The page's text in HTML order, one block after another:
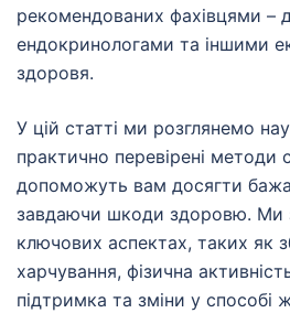
рекомендованих фахівцями –
ендокринологами та іншими
здоровя.
У цій статті ми розглянемо
практично перевірені методи
допоможуть вам досягти
завдаючи шкоди здоровю. Ми
ключових аспектах, таких як
харчування, фізична
підтримка та зміни у способі